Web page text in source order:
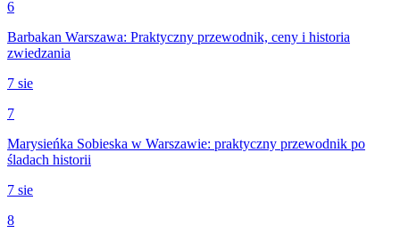
6
Barbakan Warszawa: Praktyczny przewodnik, ceny i historia
zwiedzania
7 sie
7
Marysieńka Sobieska w Warszawie: praktyczny przewodnik po
śladach historii
7 sie
8